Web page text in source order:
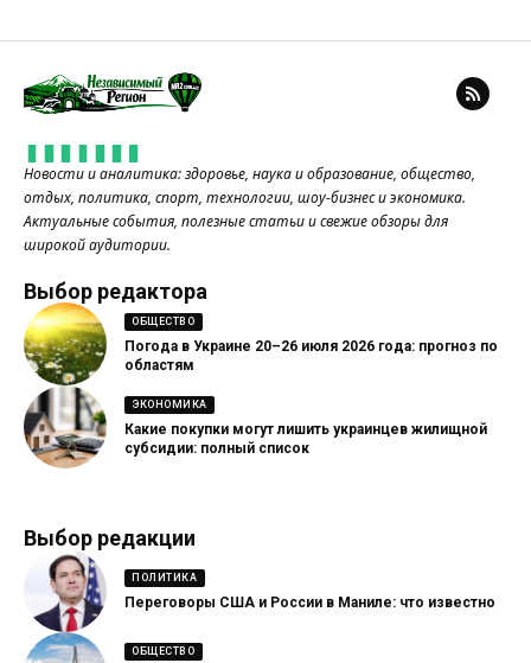
Новости и аналитика: здоровье, наука и образование, общество,
отдых, политика, спорт, технологии, шоу-бизнес и экономика.
Актуальные события, полезные статьи и свежие обзоры для
широкой аудитории.
Выбор редактора
ОБЩЕСТВО
Погода в Украине 20–26 июля 2026 года: прогноз по
областям
ЭКОНОМИКА
Какие покупки могут лишить украинцев жилищной
субсидии: полный список
Выбор редакции
ПОЛИТИКА
Переговоры США и России в Маниле: что известно
ОБЩЕСТВО